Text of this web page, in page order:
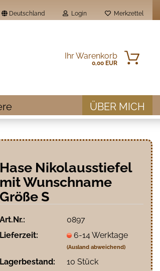
Deutschland Login Merkzettel
Ihr Warenkorb
0,00 EUR
ÜBER MICH
Hase Nikolausstiefel
mit Wunschname
Größe S
Art.Nr.:
0897
Lieferzeit:
6-14 Werktage
(Ausland abweichend)
Lagerbestand: 10Stück